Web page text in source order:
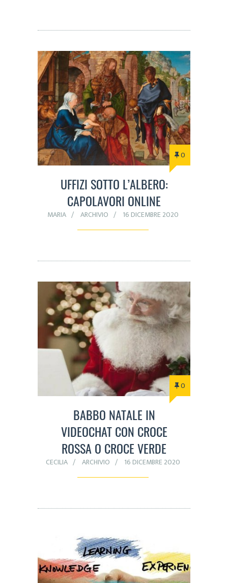
0
UFFIZI SOTTO L’ALBERO:
CAPOLAVORI ONLINE
MARIA ARCHIVIO 16 DICEMBRE 2020
0
BABBO NATALE IN
VIDEOCHAT CON CROCE
ROSSA O CROCE VERDE
CECILIA ARCHIVIO 16 DICEMBRE 2020